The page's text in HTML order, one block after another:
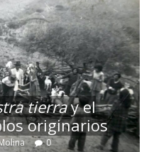
tierray el
originarios
0